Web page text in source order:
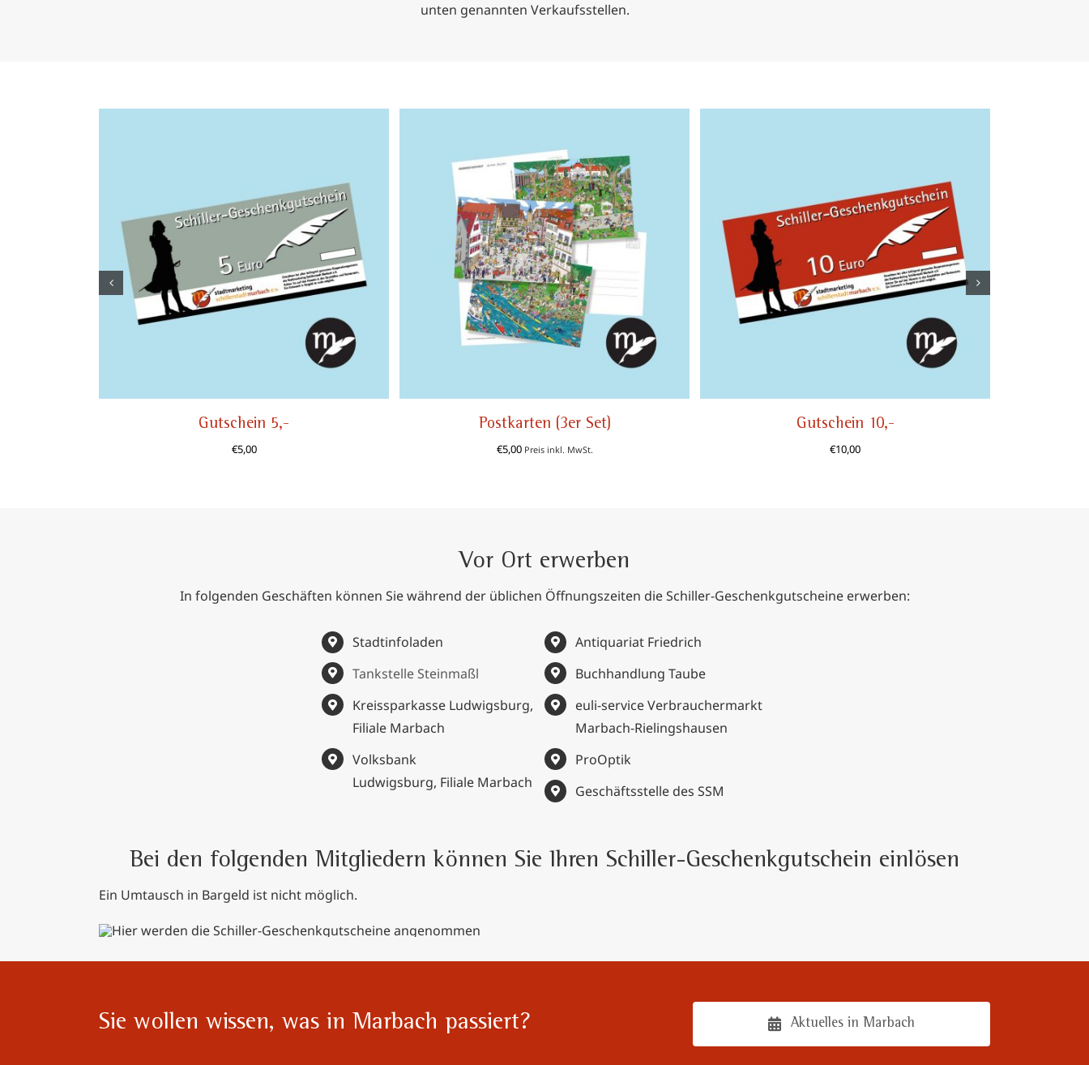
unten genannten Verkaufsstellen.
Gutschein 5,-
€5,00
Postkarten (3er Set)
€5,00 Preis inkl. MwSt.
Gutschein 10,-
€10,00
Vor Ort erwerben
In folgenden Geschäften können Sie während der üblichen Öffnungszeiten die Schiller-Geschenkgutscheine erwerben:
Stadtinfoladen
Tankstelle Steinmaßl
Kreissparkasse Ludwigsburg,
Filiale Marbach
Volksbank
Ludwigsburg, Filiale Marbach
Antiquariat Friedrich
Buchhandlung Taube
euli-service Verbrauchermarkt
Marbach-Rielingshausen
ProOptik
Geschäftsstelle des SSM
Bei den folgenden Mitgliedern können Sie Ihren Schiller-Geschenkgutschein einlösen
Ein Umtausch in Bargeld ist nicht möglich.
Sie wollen wissen, was in Marbach passiert? Aktuelles in Marbach